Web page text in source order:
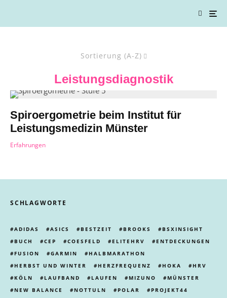
Sortierung (A-Z)
Leistungsdiagnostik
Spiroergometrie beim Institut für
Leistungsmedizin Münster
Erfahrungen
SCHLAGWORTE
ADIDAS ASICS BESTZEIT BROOKS
BSXINSIGHT
BUCH
CEP COESFELD ELITEHRV
ENTDECKUNGEN
FUSION
GARMIN
HALBMARATHON
HERBST UND WINTER
HERZFREQUENZ HOKA
HRV
KÖLN
LAUFBAND LAUFEN MIZUNO
MÜNSTER
NEW BALANCE
NOTTULN POLAR
PROJEKT44